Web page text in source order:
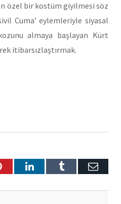
özel bir kostüm giyilmesi söz
Cuma’ eylemleriyle siyasal
almaya başlayan Kürt
itibarsızlaştırmak.
PinterestLinkedInTumblr E-